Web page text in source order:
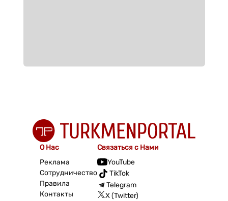
О Нас
Реклама
Сотрудничество
Правила
Контакты
Связаться с Нами
YouTube
TikTok
Telegram
X (Twitter)